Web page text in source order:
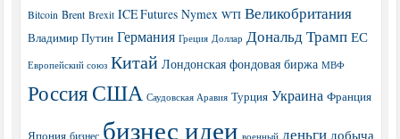
Bitcoin Brent Brexit ICE Futures Nymex WTI Великобритания
Владимир Путин Германия Греция Доллар Дональд Трамп ЕС
Европейский союз Китай Лондонская фондовая биржа МВФ
РоссияСША Саудовская Аравия Турция Украина Франция
Япония бизнес бизнес идеи военный деньги добыча